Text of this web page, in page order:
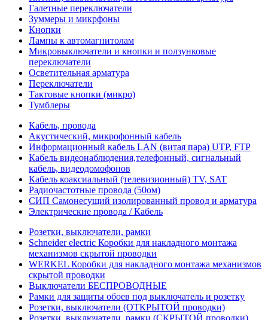
Галетные переключатели
Зуммеры и микрфоны
Кнопки
Лампы к автомагнитолам
Микровыключатели и кнопки и ползунковые
переключатели
Осветительная арматура
Переключатели
Тактовые кнопки (микро)
Тумблеры
Кабель, провода
Акустический, микрофонный кабель
Информационный кабель LAN (витая пара) UTP, FTP
Кабель видеонаблюдения,телефонный, сигнальный
кабель, видеодомофонов
Кабель коаксиальный (телевизионный) TV, SAT
Радиочастотные провода (50ом)
СИП Самонесущий изолированный провод и арматура
Электрические провода / Кабель
Розетки, выключатели, рамки
Schneider electric Коробки для накладного монтажа
механизмов скрытой проводки
WERKEL Коробки для накладного монтажа механизмов
скрытой проводки
Выключатели БЕСПРОВОДНЫЕ
Рамки для защиты обоев под выключатель и розетку
Розетки, выключатели (ОТКРЫТОЙ проводки)
Розетки, выключатели, рамки (СКРЫТОЙ проводки)